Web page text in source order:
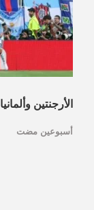
الأرجنتين
أسبوعين مضت